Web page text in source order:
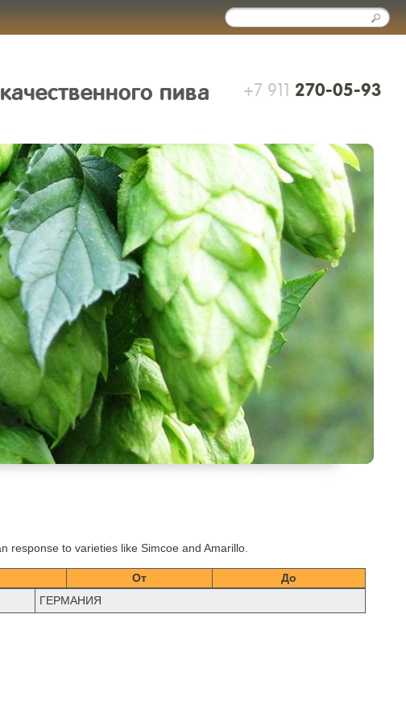
пива +7 911 270-05-93
to varieties like Simcoe and Amarillo.
От
До
ГЕРМАНИЯ